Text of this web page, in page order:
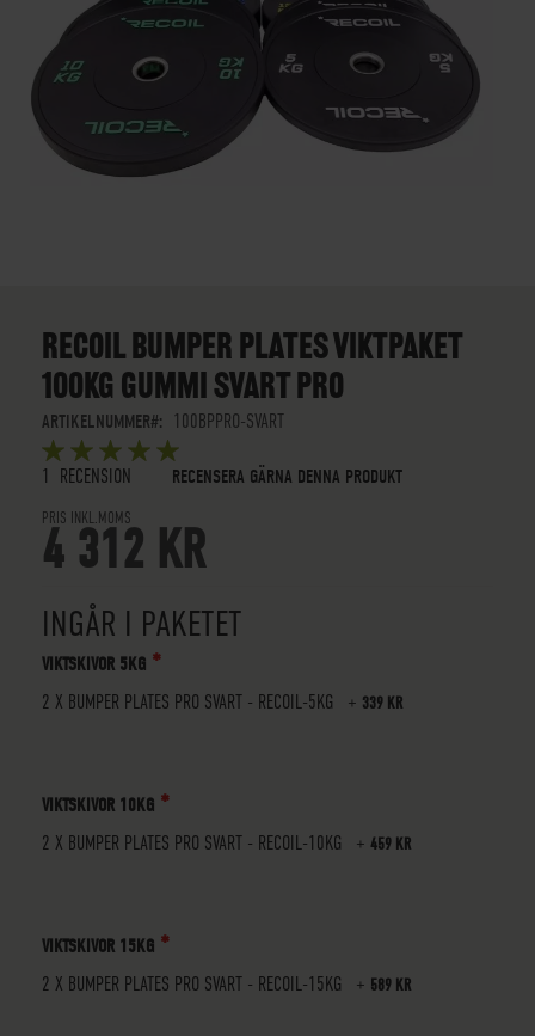
BEGINNING
IMAGES
GALLERY
RECOIL BUMPER PLATES VIKTPAKET
100KG GUMMI SVART PRO
ARTIKELNUMMER
100BPPRO-SVART
BETYG:
5OUT OF5
STARS
1 RECENSION RECENSERA GÄRNA DENNA PRODUKT
PRIS INKL.MOMS
4 312 KR
INGÅR I PAKETET
VIKTSKIVOR 5KG
2 X BUMPER PLATES PRO SVART - RECOIL-5KG
+ 339 KR
VIKTSKIVOR 10KG
2 X BUMPER PLATES PRO SVART - RECOIL-10KG
+ 459 KR
VIKTSKIVOR 15KG
2 X BUMPER PLATES PRO SVART - RECOIL-15KG
+ 589 KR